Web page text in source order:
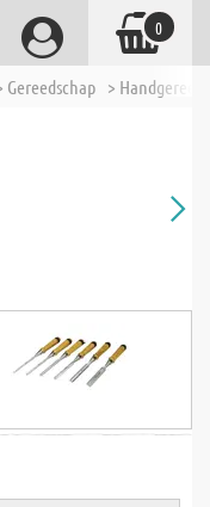
Gereedschap >
0